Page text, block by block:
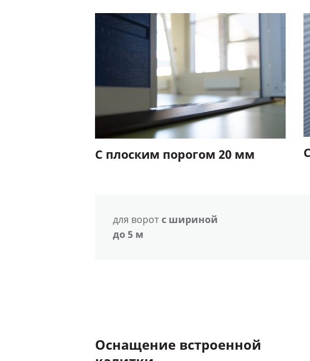
С плоским порогом 20 мм
для воротс шириной
до 5 м
Оснащение встроенной